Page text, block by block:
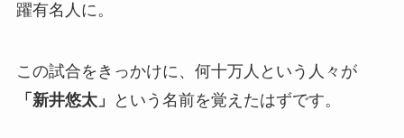
躍有名人に。
この試合をきっかけに、何十万人という人々が
「新井悠太」
という名前を覚えたはずです。